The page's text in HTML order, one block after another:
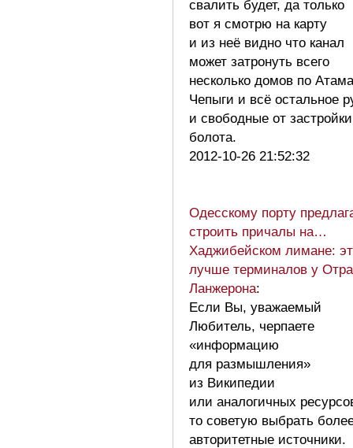
свалить будет, да только
вот я смотрю на карту
и из неё видно что канал
может затронуть всего
несколько домов по
Чепыги и всё остальное
и свободные от застройки
болота.
2012-10-26 21:52:32
Одесскому порту
строить причалы на…
Хаджибейском лимане:
лучше терминалов у
Ланжерона:
Если Вы, уважаемый
Любитель, черпаете
«информацию
для размышления»
из Википедии
или аналогичных
то советую выбрать
авторитетные источники.